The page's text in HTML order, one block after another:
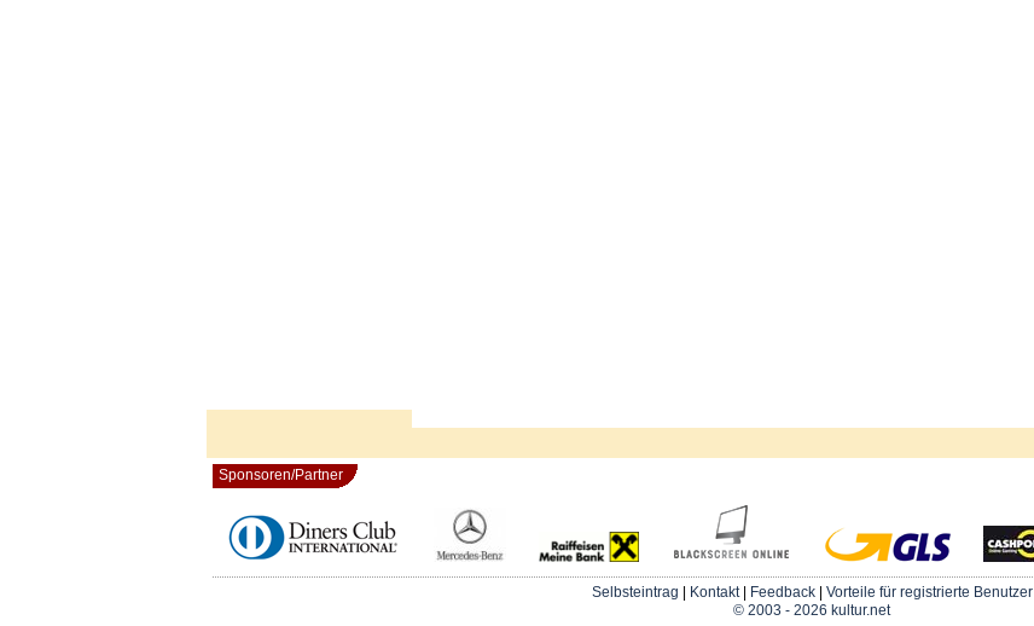
Sponsoren/Partner
Selbsteintrag Kontakt| Feedback| Vorteile für registrierte Benutzer
© 2003 - 2026 kultur.net